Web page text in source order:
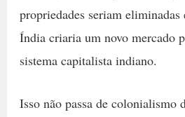
propriedades seriam eliminadas
Índia criaria um novo mercado
sistema capitalista indiano.
Isso não passa de colonialismo